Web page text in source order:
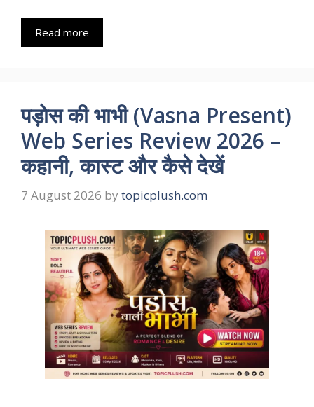
Read more
पड़ोस की भाभी (Vasna Present)
Web Series Review 2026 –
कहानी, कास्ट और कैसे देखें
7 August 2026 by topicplush.com